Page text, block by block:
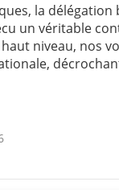
la
un véritable
niveau, nos